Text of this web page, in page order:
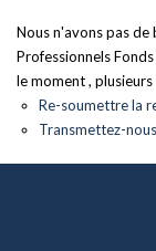
Nous n'avons pas
Professionnels
le moment ,
Re-soumettre la
Transmettez-